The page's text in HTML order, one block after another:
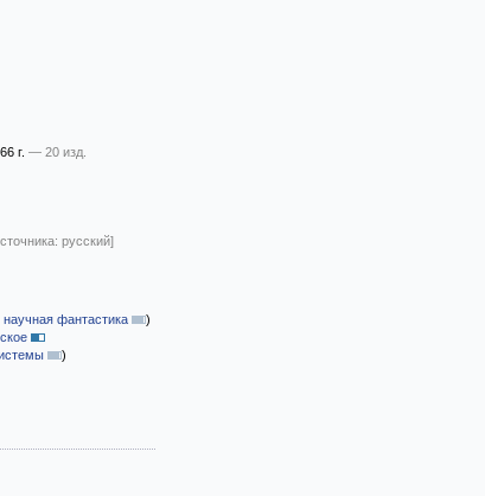
г. — 20 изд.
русский]
фантастика
)
)